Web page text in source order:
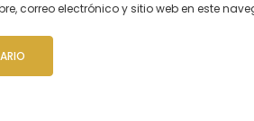
correo electrónico y sitio web en este